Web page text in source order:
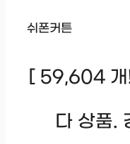
쉬폰커튼
[ 59,604 개
다 상품.